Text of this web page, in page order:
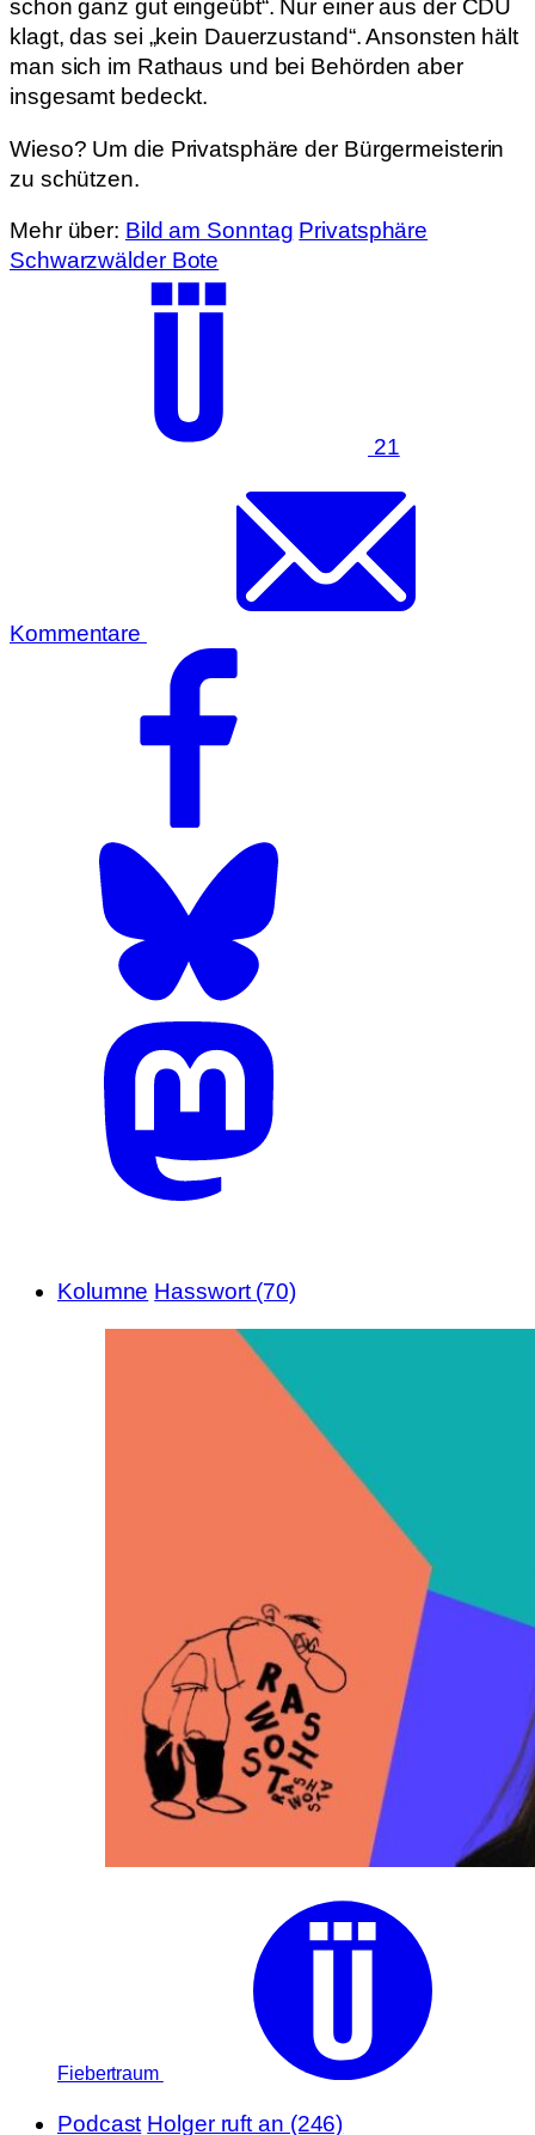
schon ganz gut eingeübt“. Nur einer aus der CDU
klagt, das sei „kein Dauerzustand“. Ansonsten hält
man sich im Rathaus und bei Behörden aber
insgesamt bedeckt.
Wieso? Um die Privatsphäre der Bürgermeisterin
zu schützen.
Mehr über: Bild am Sonntag Privatsphäre
Schwarzwälder Bote
21
Kommentare
Kolumne Hasswort (70)
Fiebertraum
Podcast Holger ruft an (246)